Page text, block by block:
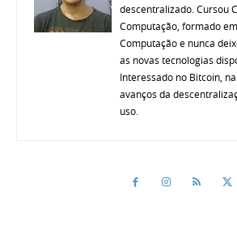
descentralizado. Cursou
Computação, formado
Computação e nunca
as novas tecnologias
Interessado no Bitcoin,
avanços da
uso.